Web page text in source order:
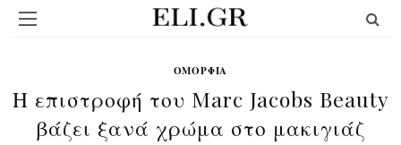
ΟΜΟΡΦΙΆ
Η επιστροφή του Marc Jacobs Beauty
βάζει ξανά χρώμα στο μακιγιάζ